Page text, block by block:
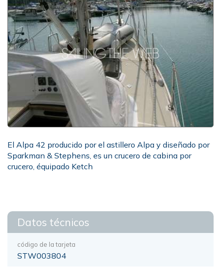
El Alpa 42 producido por el astillero Alpa y diseñado por
Sparkman & Stephens, es un crucero de cabina por
crucero, équipado Ketch
Datos técnicos
código de la tarjeta
STW003804